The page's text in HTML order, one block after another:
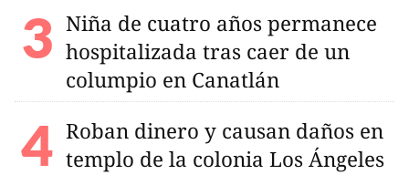
Niña de cuatro años permanece
hospitalizada tras caer de un
columpio en Canatlán
Roban dinero y causan daños en
templo de la colonia Los Ángeles